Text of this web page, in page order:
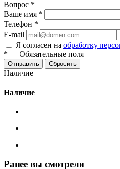
Вопрос *
Ваше имя *
Телефон *
E-mail
Я согласен на обработку
* — Обязательные поля
Сбросить
Наличие
Наличие
Ранее вы смотрели